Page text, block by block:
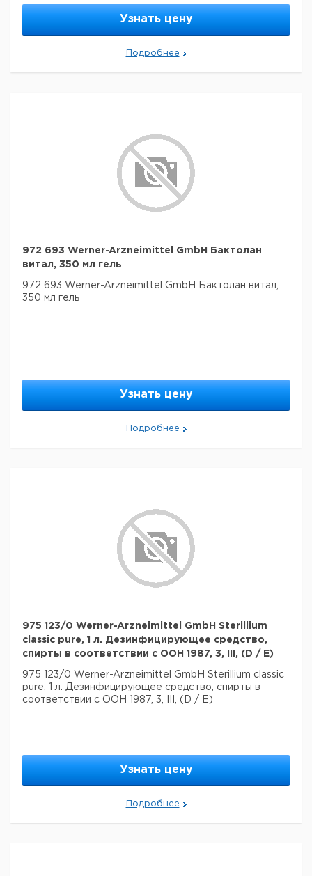
Узнать цену
Подробнее
972 693 Werner-Arzneimittel GmbH Бактолан
витал, 350 мл гель
972 693 Werner-Arzneimittel GmbH Бактолан витал,
350 мл гель
Узнать цену
Подробнее
975 123/0 Werner-Arzneimittel GmbH Sterillium
classic pure, 1 л. Дезинфицирующее средство,
спирты в соответствии с ООН 1987, 3, III, (D / E)
975 123/0 Werner-Arzneimittel GmbH Sterillium classic
pure, 1 л. Дезинфицирующее средство, спирты в
соответствии с ООН 1987, 3, III, (D / E)
Узнать цену
Подробнее